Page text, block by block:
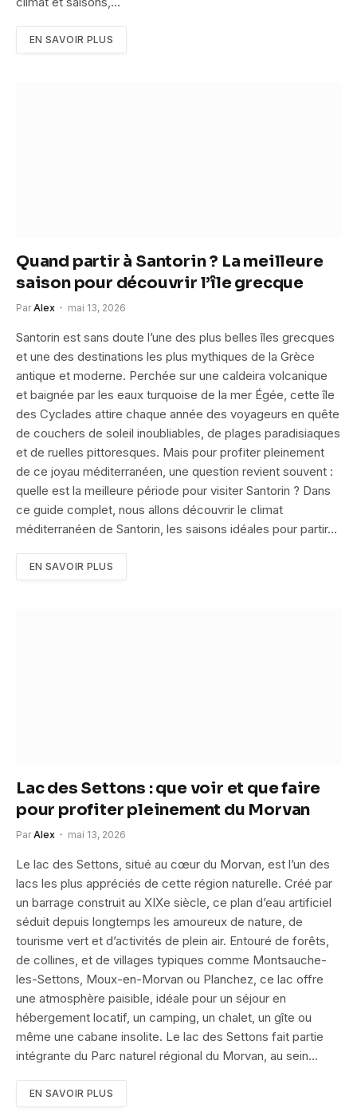
EN SAVOIR PLUS
Quand partir à Santorin ? La meilleure
saison pour découvrir l’île grecque
Par Alex mai 13, 2026
Santorin est sans doute l’une des plus belles îles grecques
et une des destinations les plus mythiques de la Grèce
antique et moderne. Perchée sur une caldeira volcanique
et baignée par les eaux turquoise de la mer Égée, cette île
des Cyclades attire chaque année des voyageurs en quête
de couchers de soleil inoubliables, de plages paradisiaques
et de ruelles pittoresques. Mais pour profiter pleinement
de ce joyau méditerranéen, une question revient souvent :
quelle est la meilleure période pour visiter Santorin ? Dans
ce guide complet, nous allons découvrir le climat
méditerranéen de Santorin, les saisons idéales pour partir…
EN SAVOIR PLUS
Lac des Settons : que voir et que faire
pour profiter pleinement du Morvan
Par Alex mai 13, 2026
Le lac des Settons, situé au cœur du Morvan, est l’un des
lacs les plus appréciés de cette région naturelle. Créé par
un barrage construit au XIXe siècle, ce plan d’eau artificiel
séduit depuis longtemps les amoureux de nature, de
tourisme vert et d’activités de plein air. Entouré de forêts,
de collines, et de villages typiques comme Montsauche-
les-Settons, Moux-en-Morvan ou Planchez, ce lac offre
une atmosphère paisible, idéale pour un séjour en
hébergement locatif, un camping, un chalet, un gîte ou
même une cabane insolite. Le lac des Settons fait partie
intégrante du Parc naturel régional du Morvan, au sein…
EN SAVOIR PLUS